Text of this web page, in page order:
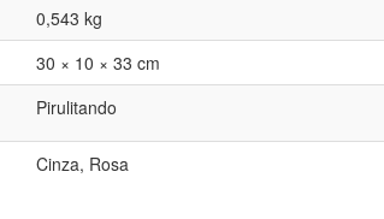
0,543 kg
30 × 10 × 33 cm
Pirulitando
Cinza, Rosa